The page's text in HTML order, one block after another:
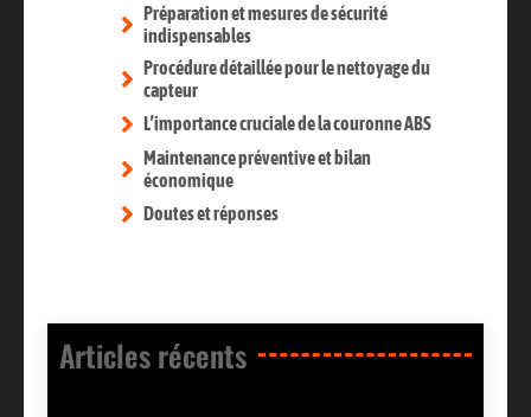
Préparation et mesures de sécurité
indispensables
Procédure détaillée pour le nettoyage du
capteur
L’importance cruciale de la couronne ABS
Maintenance préventive et bilan
économique
Doutes et réponses
Articles récents​